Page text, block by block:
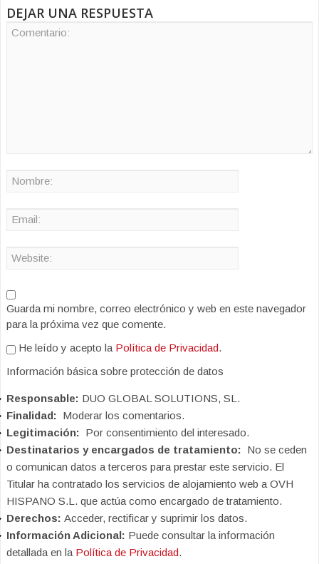
DEJAR UNA RESPUESTA
Guarda mi nombre, correo electrónico y web en este navegador
para la próxima vez que comente.
He leído y acepto la Política de Privacidad.
Información básica sobre protección de datos
Responsable: DUO GLOBAL SOLUTIONS, SL.
Finalidad: Moderar los comentarios.
Legitimación: Por consentimiento del interesado.
Destinatarios y encargados de tratamiento: No se ceden
o comunican datos a terceros para prestar este servicio. El
Titular ha contratado los servicios de alojamiento web a OVH
HISPANO S.L. que actúa como encargado de tratamiento.
Derechos: Acceder, rectificar y suprimir los datos.
Información Adicional: Puede consultar la información
detallada en la Política de Privacidad.